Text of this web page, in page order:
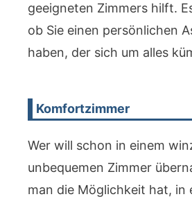
geeigneten Zimmers hilft.
ob Sie einen persönlichen
haben, der sich um alles
Komfortzimmer
Wer will schon in einem
unbequemen Zimmer
man die Möglichkeit hat, in